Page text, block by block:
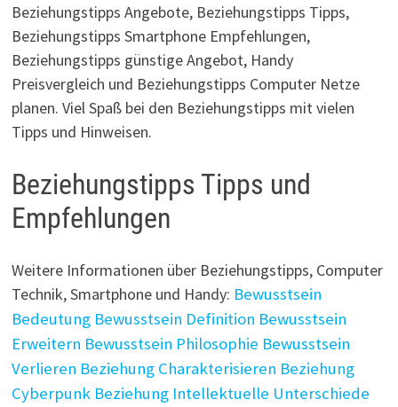
Beziehungstipps Angebote, Beziehungstipps Tipps,
Beziehungstipps Smartphone Empfehlungen,
Beziehungstipps günstige Angebot, Handy
Preisvergleich und Beziehungstipps Computer Netze
planen. Viel Spaß bei den Beziehungstipps mit vielen
Tipps und Hinweisen.
Beziehungstipps Tipps und
Empfehlungen
Weitere Informationen über Beziehungstipps, Computer
Technik, Smartphone und Handy: Bewusstsein
Bedeutung Bewusstsein Definition Bewusstsein
Erweitern Bewusstsein Philosophie Bewusstsein
Verlieren Beziehung Charakterisieren Beziehung
Cyberpunk Beziehung Intellektuelle Unterschiede